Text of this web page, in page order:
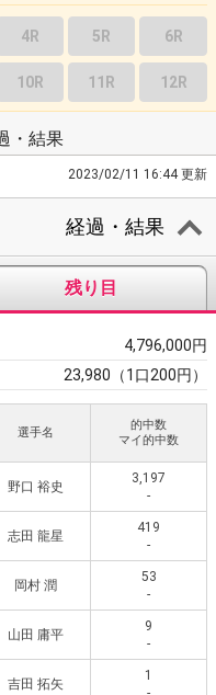
4R 5R 6R
10R 11R 12R
・結果
2023/02/11 16:44 更新
経過・結果
残り目
4,796,000円
23,980（1口200円）
選手名
的中数
マイ的中数
野口 裕史
3,197
-
志田 龍星
419
-
岡村 潤
53
-
山田 庸平
9
-
吉田 拓矢
1